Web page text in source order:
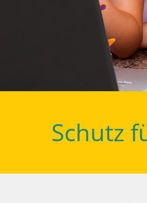
Schutz